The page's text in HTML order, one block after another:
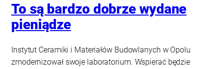
To są bardzo dobrze wydane
pieniądze
Instytut Ceramiki i Materiałów Budowlanych w Opolu
zmodernizował swoje laboratorium. Wspierać będzie